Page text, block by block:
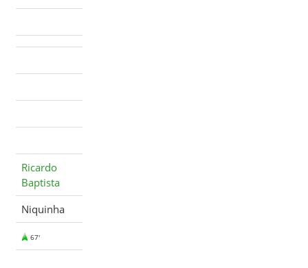
Ricardo
Baptista
Niquinha
67'